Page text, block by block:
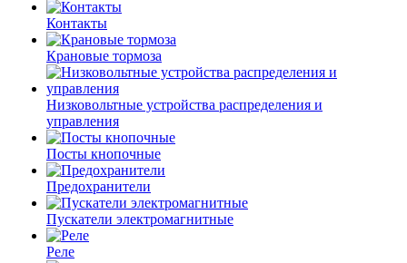
Контакты
Крановые тормоза
Низковольтные устройства распределения и
управления
Посты кнопочные
Предохранители
Пускатели электромагнитные
Реле